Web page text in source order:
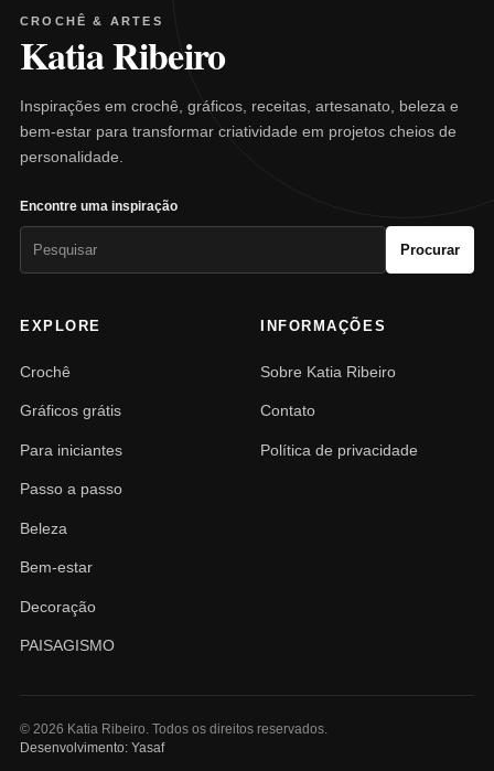
CROCHÊ & ARTES
Katia Ribeiro
Inspirações em crochê, gráficos, receitas, artesanato, beleza e
bem-estar para transformar criatividade em projetos cheios de
personalidade.
Encontre uma inspiração
Procurar
EXPLORE
Crochê
Gráficos grátis
Para iniciantes
Passo a passo
Beleza
Bem-estar
Decoração
PAISAGISMO
INFORMAÇÕES
Sobre Katia Ribeiro
Contato
Política de privacidade
© 2026 Katia Ribeiro. Todos os direitos reservados.
Desenvolvimento: Yasaf